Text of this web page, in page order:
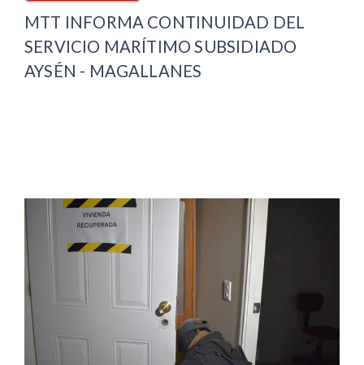
MTT INFORMA CONTINUIDAD DEL
SERVICIO MARÍTIMO SUBSIDIADO
AYSÉN - MAGALLANES